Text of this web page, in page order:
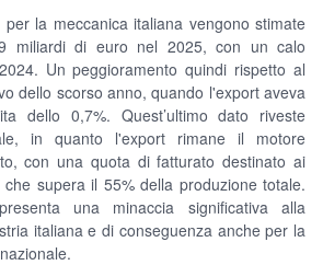
la meccanica italiana vengono stimate
miliardi di euro nel 2025, con un calo
Un peggioramento quindi rispetto al
dello scorso anno, quando l'export aveva
dello 0,7%. Quest’ultimo dato riveste
in quanto l'export rimane il motore
con una quota di fatturato destinato ai
supera il 55% della produzione totale.
una minaccia significativa alla
italiana e di conseguenza anche per la